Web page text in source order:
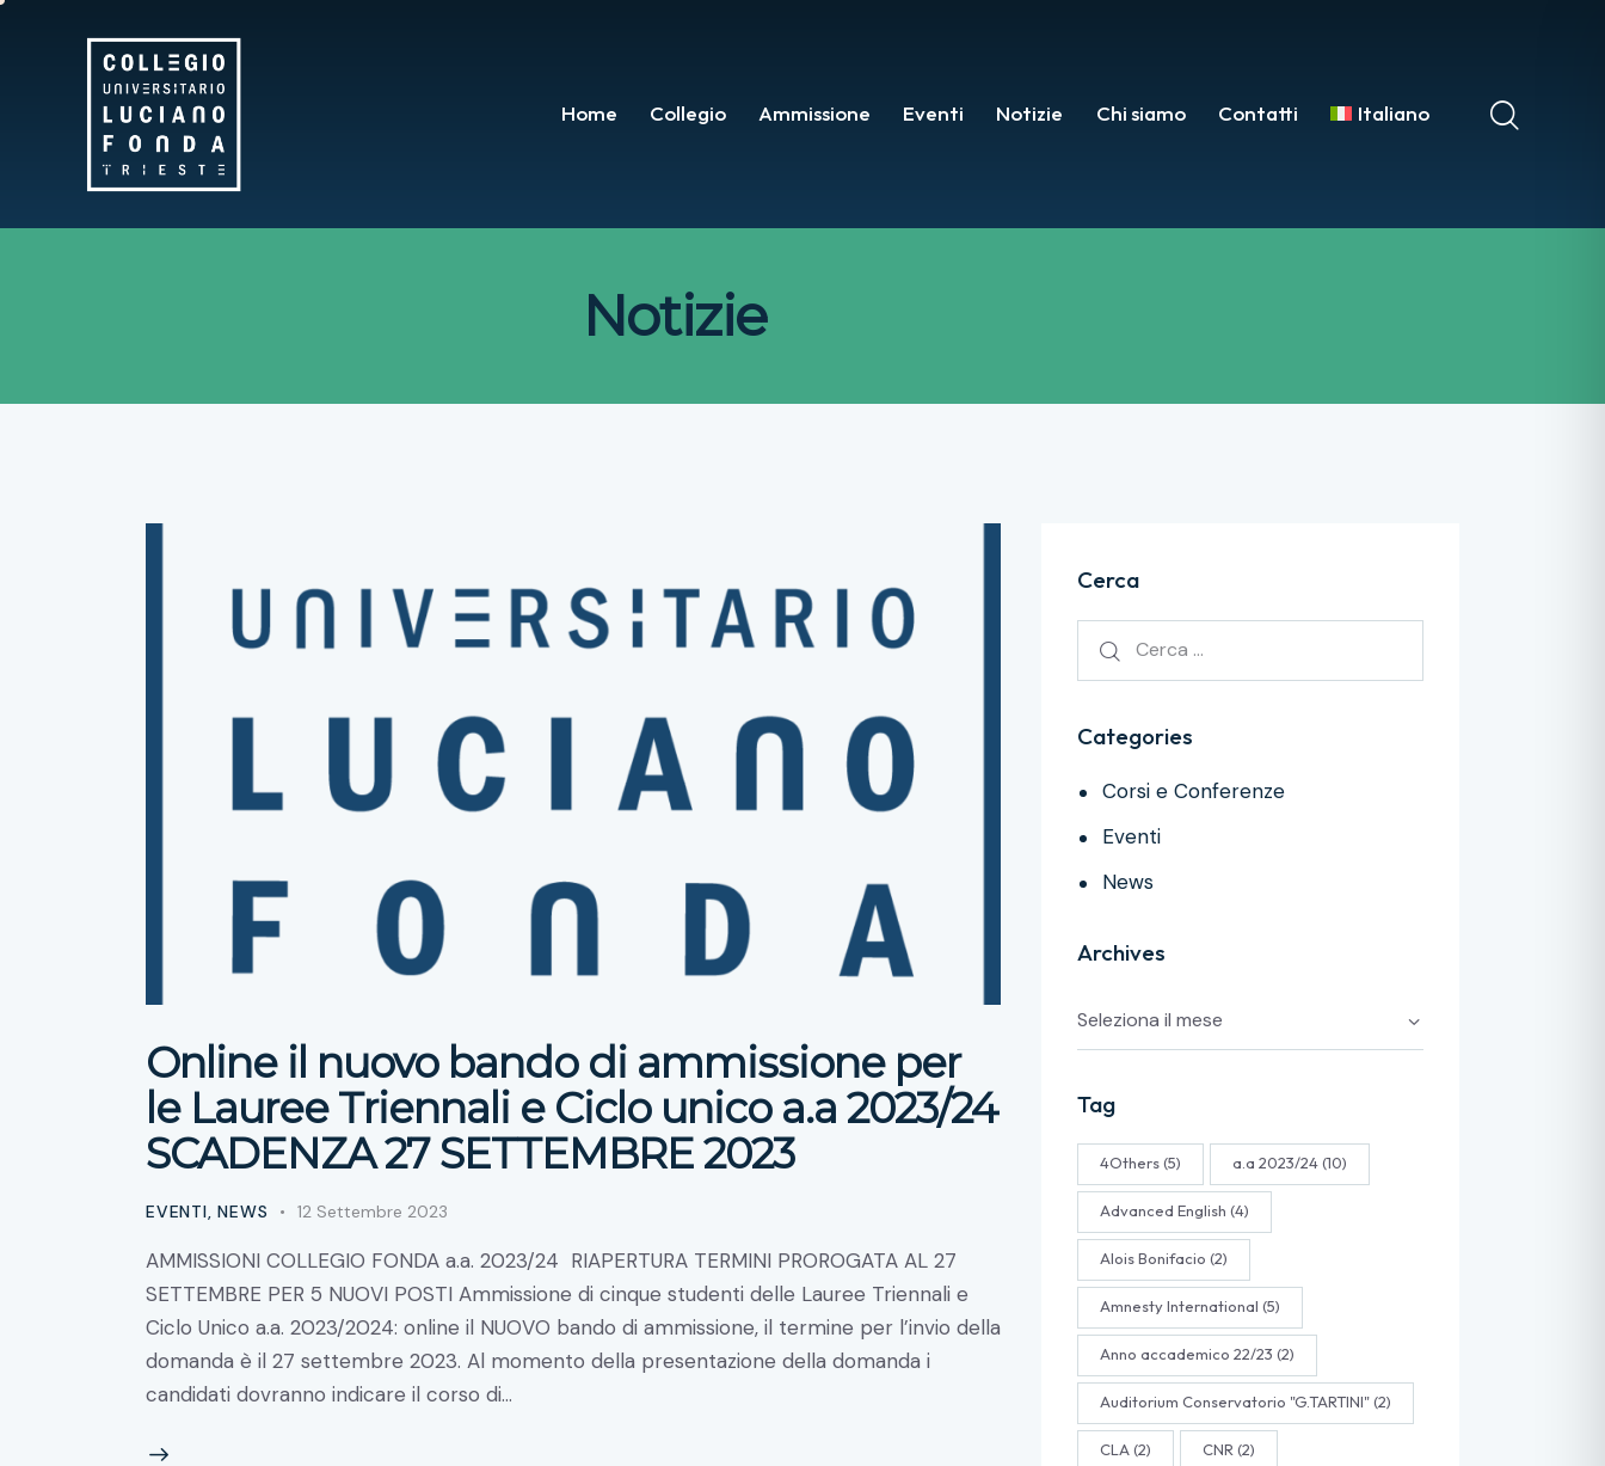
Home Collegio Ammissione Eventi Notizie Chi siamo Contatti Italiano
Notizie
Online il nuovo bando di ammissione per
le Lauree Triennali e Ciclo unico a.a 2023/24
SCADENZA 27 SETTEMBRE 2023
EVENTI,NEWS 12 Settembre 2023
AMMISSIONI COLLEGIO FONDA a.a. 2023/24 RIAPERTURA TERMINI PROROGATA AL 27
SETTEMBRE PER 5 NUOVI POSTI Ammissione di cinque studenti delle Lauree Triennali e
Ciclo Unico a.a. 2023/2024: online il NUOVO bando di ammissione, il termine per l’invio della
domanda è il 27 settembre 2023. Al momento della presentazione della domanda i
candidati dovranno indicare il corso di…
Cerca
Categories
Corsi e Conferenze
Eventi
News
Archives
Tag
4Others(5) a.a 2023/24(10)
Advanced English (4)
Alois Bonifacio (2)
Amnesty International (5)
Anno accademico 22/23 (2)
Auditorium Conservatorio "G.TARTINI"(2)
CLA(2) CNR(2)